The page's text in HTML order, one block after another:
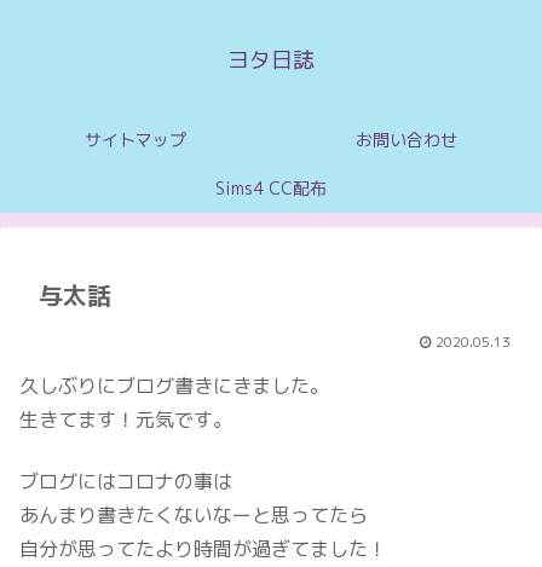
ヨタ日誌
サイトマップ お問い合わせ
Sims4 CC配布
与太話
2020.05.13
久しぶりにブログ書きにきました。
生きてます！元気です。
ブログにはコロナの事は
あんまり書きたくないなーと思ってたら
自分が思ってたより時間が過ぎてました！